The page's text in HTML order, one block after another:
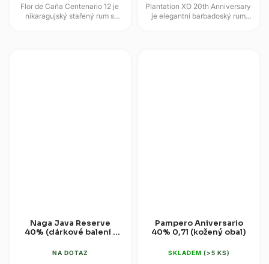
Flor de Caña Centenario 12 je
nikaragujský stařený rum s
Plantation XO 20th Anniversary
je elegantní barbadoský rum
Naga Java Reserve
40% (dárkové balení 1
NA DOTAZ
Pampero Aniversario
40% 0,7l (kožený obal)
SKLADEM (>5 KS)